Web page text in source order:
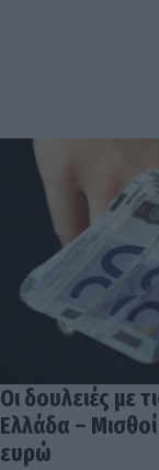
Οι δουλειές με
Ελλάδα –
ευρώ